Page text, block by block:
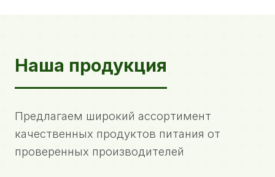
Наша продукция
Предлагаем широкий ассортимент
качественных продуктов питания от
проверенных производителей